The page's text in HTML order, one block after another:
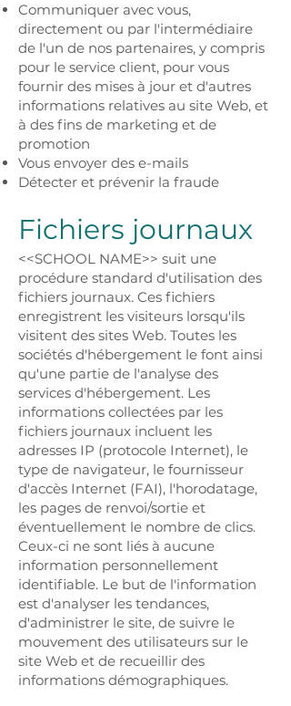
Communiquer avec vous,
directement ou par l'intermédiaire
de l'un de nos partenaires, y compris
pour le service client, pour vous
fournir des mises à jour et d'autres
informations relatives au site Web, et
à des fins de marketing et de
promotion
Vous envoyer des e-mails
Détecter et prévenir la fraude
Fichiers journaux
<<SCHOOL NAME>> suit une
procédure standard d'utilisation des
fichiers journaux. Ces fichiers
enregistrent les visiteurs lorsqu'ils
visitent des sites Web. Toutes les
sociétés d'hébergement le font ainsi
qu'une partie de l'analyse des
services d'hébergement. Les
informations collectées par les
fichiers journaux incluent les
adresses IP (protocole Internet), le
type de navigateur, le fournisseur
d'accès Internet (FAI), l'horodatage,
les pages de renvoi/sortie et
éventuellement le nombre de clics.
Ceux-ci ne sont liés à aucune
information personnellement
identifiable. Le but de l'information
est d'analyser les tendances,
d'administrer le site, de suivre le
mouvement des utilisateurs sur le
site Web et de recueillir des
informations démographiques.